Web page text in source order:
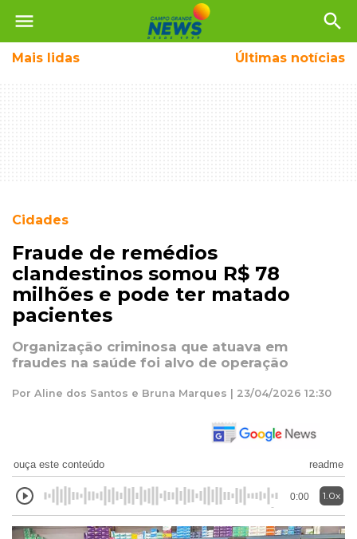
menu search
Mais lidas Últimas notícias
Cidades
Fraude de remédios
clandestinos somou R$ 78
milhões e pode ter matado
pacientes
Organização criminosa que atuava em
fraudes na saúde foi alvo de operação
Por Aline dos Santos e Bruna Marques | 23/04/2026 12:30
ouça este conteúdo readme
0:00 1.0x